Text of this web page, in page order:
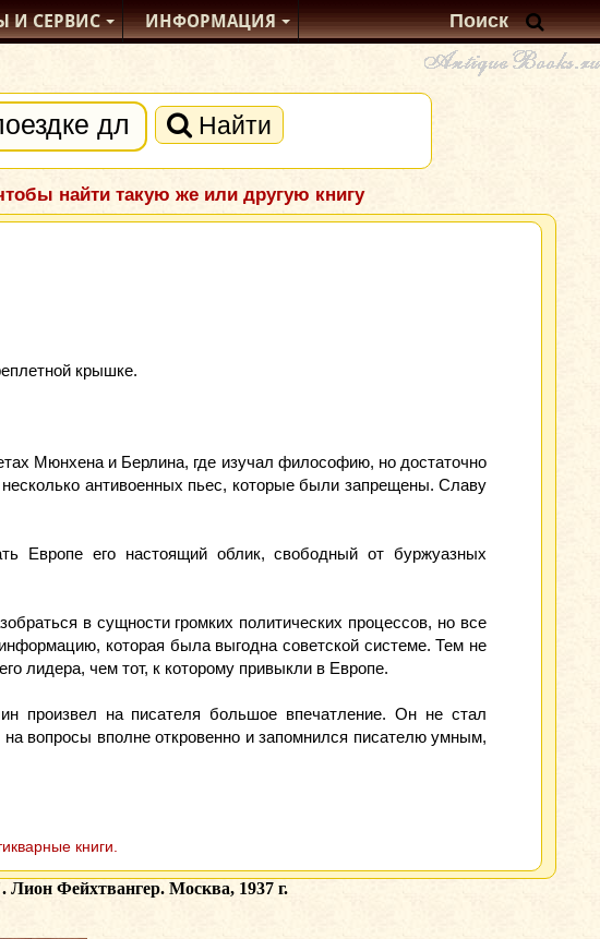
И СЕРВИС ИНФОРМАЦИЯ
Найти
найти такую же или другую книгу
крышке.
Мюнхена и Берлина, где изучал философию, но достаточно
антивоенных пьес, которые были запрещены. Славу
Европе его настоящий облик, свободный от буржуазных
в сущности громких политических процессов, но все
которая была выгодна советской системе. Тем не
лидера, чем тот, к которому привыкли в Европе.
произвел на писателя большое впечатление. Он не стал
на вопросы вполне откровенно и запомнился писателю умным,
книги.
Лион Фейхтвангер. Москва, 1937 г.